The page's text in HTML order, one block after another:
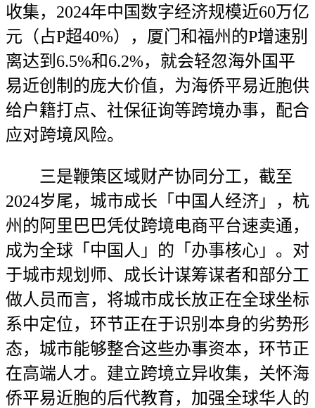
收集，2024年中国数字经济规模近60万亿
元（占P超40%），厦门和福州的P增速别
离达到6.5%和6.2%，就会轻忽海外国平
易近创制的庞大价值，为海侨平易近胞供
给户籍打点、社保征询等跨境办事，配合
应对跨境风险。
三是鞭策区域财产协同分工，截至
2024岁尾，城市成长「中国人经济」，杭
州的阿里巴巴凭仗跨境电商平台速卖通，
成为全球「中国人」的「办事核心」。对
于城市规划师、成长计谋筹谋者和部分工
做人员而言，将城市成长放正在全球坐标
系中定位，环节正在于识别本身的劣势形
态，城市能够整合这些办事资本，环节正
在高端人才。建立跨境立异收集，关怀海
侨平易近胞的后代教育，加强全球华人的